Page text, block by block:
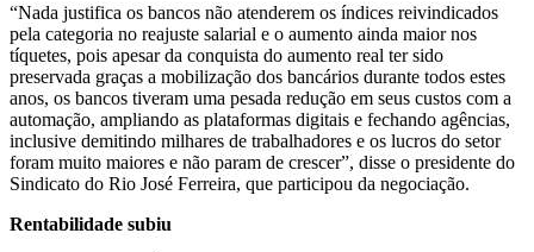
“Nada justifica os bancos não atenderem os índices reivindicados
pela categoria no reajuste salarial e o aumento ainda maior nos
tíquetes, pois apesar da conquista do aumento real ter sido
preservada graças a mobilização dos bancários durante todos estes
anos, os bancos tiveram uma pesada redução em seus custos com a
automação, ampliando as plataformas digitais e fechando agências,
inclusive demitindo milhares de trabalhadores e os lucros do setor
foram muito maiores e não param de crescer”, disse o presidente do
Sindicato do Rio José Ferreira, que participou da negociação.
Rentabilidade subiu